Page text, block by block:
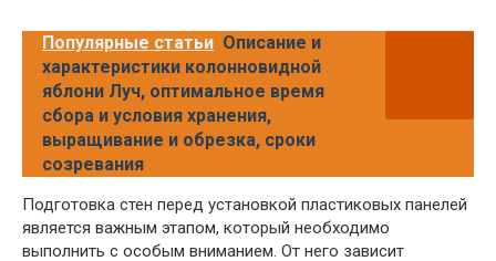
Популярные статьи Описание и
характеристики колонновидной
яблони Луч, оптимальное время
сбора и условия хранения,
выращивание и обрезка, сроки
созревания
Подготовка стен перед установкой пластиковых панелей
является важным этапом, который необходимо
выполнить с особым вниманием. От него зависит